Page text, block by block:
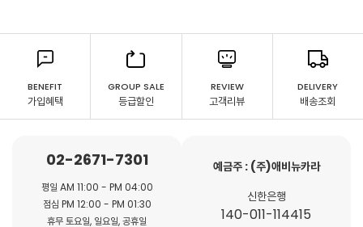
BENEFIT
가입혜택
GROUP SALE
등급할인
REVIEW
고객리뷰
DELIVERY
배송조회
02-2671-7301
평일 AM 11:00 - PM 04:00
점심 PM 12:00 - PM 01:30
휴무 토요일, 일요일, 공휴일
예금주 : (주)애비뉴카라
신한은행
140-011-114415